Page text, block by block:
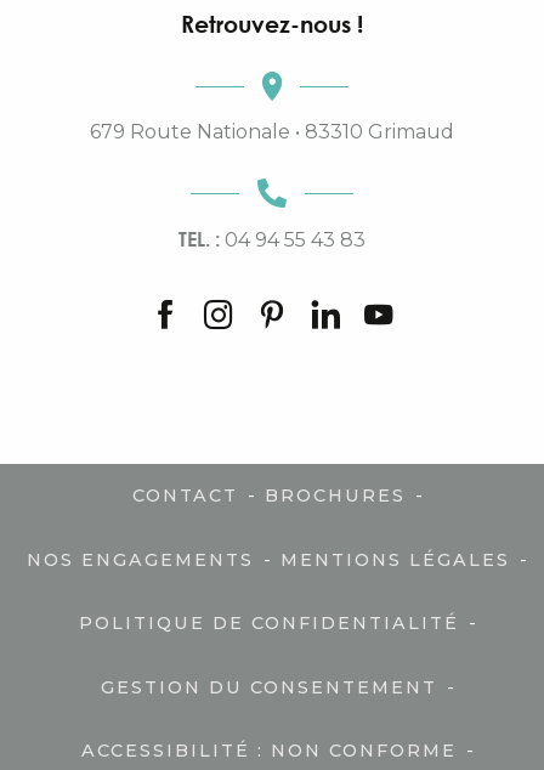
Retrouvez-nous !
679 Route Nationale • 83310 Grimaud
TEL. : 04 94 55 43 83
CONTACT - BROCHURES -
NOS ENGAGEMENTS - MENTIONS LÉGALES -
POLITIQUE DE CONFIDENTIALITÉ -
GESTION DU CONSENTEMENT -
ACCESSIBILITÉ : NON CONFORME -